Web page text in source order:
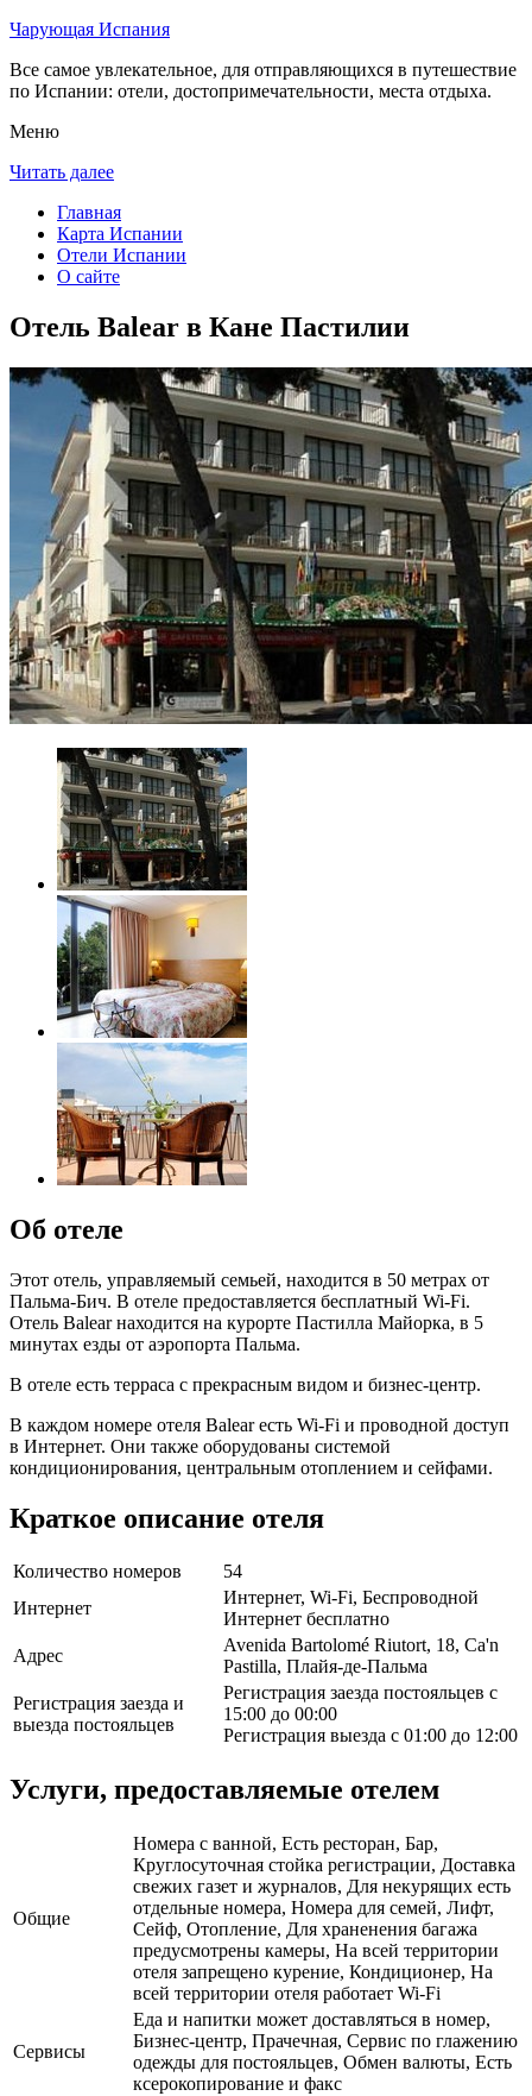
Чарующая Испания
Все самое увлекательное, для отправляющихся в путешествие
по Испании: отели, достопримечательности, места отдыха.
Меню
Читать далее
Главная
Карта Испании
Отели Испании
О сайте
Отель Balear в Кане Пастилии
Об отеле
Этот отель, управляемый семьей, находится в 50 метрах от
Пальма-Бич. В отеле предоставляется бесплатный Wi-Fi.
Отель Balear находится на курорте Пастилла Майорка, в 5
минутах езды от аэропорта Пальма.
В отеле есть терраса с прекрасным видом и бизнес-центр.
В каждом номере отеля Balear есть Wi-Fi и проводной доступ
в Интернет. Они также оборудованы системой
кондиционирования, центральным отоплением и сейфами.
Краткое описание отеля
Количество номеров
54
Интернет
Интернет, Wi-Fi, Беспроводной
Интернет бесплатно
Адрес
Avenida Bartolomé Riutort, 18, Ca'n
Pastilla, Плайя-де-Пальма
Регистрация заезда и
выезда постояльцев
Регистрация заезда постояльцев с
15:00 до 00:00
Регистрация выезда с 01:00 до 12:00
Услуги, предоставляемые отелем
Общие
Номера с ванной, Есть ресторан, Бар,
Круглосуточная стойка регистрации, Доставка
свежих газет и журналов, Для некурящих есть
отдельные номера, Номера для семей, Лифт,
Сейф, Отопление, Для храненения багажа
предусмотрены камеры, На всей территории
отеля запрещено курение, Кондиционер, На
всей территории отеля работает Wi-Fi
Сервисы
Еда и напитки может доставляться в номер,
Бизнес-центр, Прачечная, Сервис по глажению
одежды для постояльцев, Обмен валюты, Есть
ксерокопирование и факс